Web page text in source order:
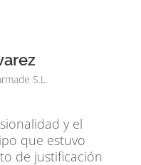
S.L.
y el
que estuvo
de justificación